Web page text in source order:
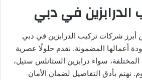
في دبي
شركات تركيب الدرابزين في دبي
أعمالها المضمونة. نقدم حلولًا عصرية
المختلفة، سواء درابزين الستانلس ستيل،
نهتم بأدق التفاصيل لضمان الأمان